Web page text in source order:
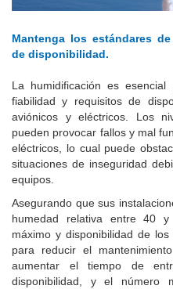
Mantenga los estándares
de disponibilidad.
La humidificación es
fiabilidad y requisitos de
aviónicos y eléctricos. Los
pueden provocar fallos y mal
eléctricos, lo cual puede
situaciones de inseguridad
equipos.
Asegurando que sus
humedad relativa entre 40
máximo y disponibilidad de los
para reducir el
aumentar el tiempo de
disponibilidad, y el número